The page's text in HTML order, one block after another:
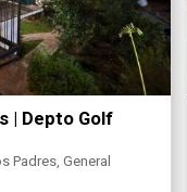
| Depto Golf
Padres, General